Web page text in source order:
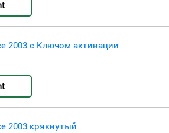
2003 с Ключом активации
2003 крякнутый